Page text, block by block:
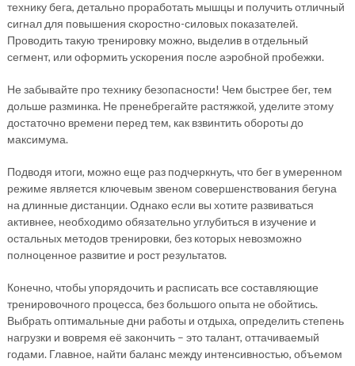
технику бега, детально проработать мышцы и получить отличный
сигнал для повышения скоростно-силовых показателей.
Проводить такую тренировку можно, выделив в отдельный
сегмент, или оформить ускорения после аэробной пробежки.
Не забывайте про технику безопасности! Чем быстрее бег, тем
дольше разминка. Не пренебрегайте растяжкой, уделите этому
достаточно времени перед тем, как взвинтить обороты до
максимума.
Подводя итоги, можно еще раз подчеркнуть, что бег в умеренном
режиме является ключевым звеном совершенствования бегуна
на длинные дистанции. Однако если вы хотите развиваться
активнее, необходимо обязательно углубиться в изучение и
остальных методов тренировки, без которых невозможно
полноценное развитие и рост результатов.
Конечно, чтобы упорядочить и расписать все составляющие
тренировочного процесса, без большого опыта не обойтись.
Выбрать оптимальные дни работы и отдыха, определить степень
нагрузки и вовремя её закончить – это талант, оттачиваемый
годами. Главное, найти баланс между интенсивностью, объемом